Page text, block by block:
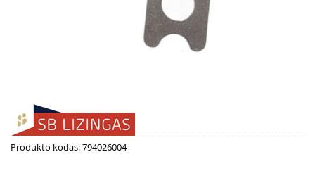
Produkto kodas:794026004